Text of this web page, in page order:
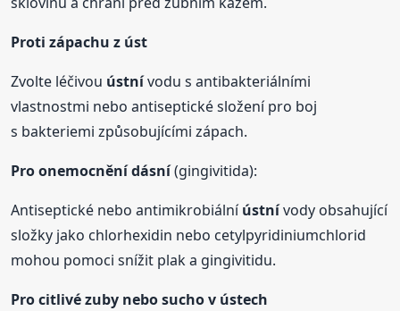
Proti zápachu z úst
Zvolte léčivou ústnívodu s antibakteriálními
vlastnostmi nebo antiseptické složení pro boj
s bakteriemi způsobujícími zápach.
Pro onemocnění dásní(gingivitida):
Antiseptické nebo antimikrobiálníústnívody obsahující
složky jako chlorhexidin nebo cetylpyridiniumchlorid
mohou pomoci snížit plak a gingivitidu.
Pro citlivé zuby nebo sucho v ústech